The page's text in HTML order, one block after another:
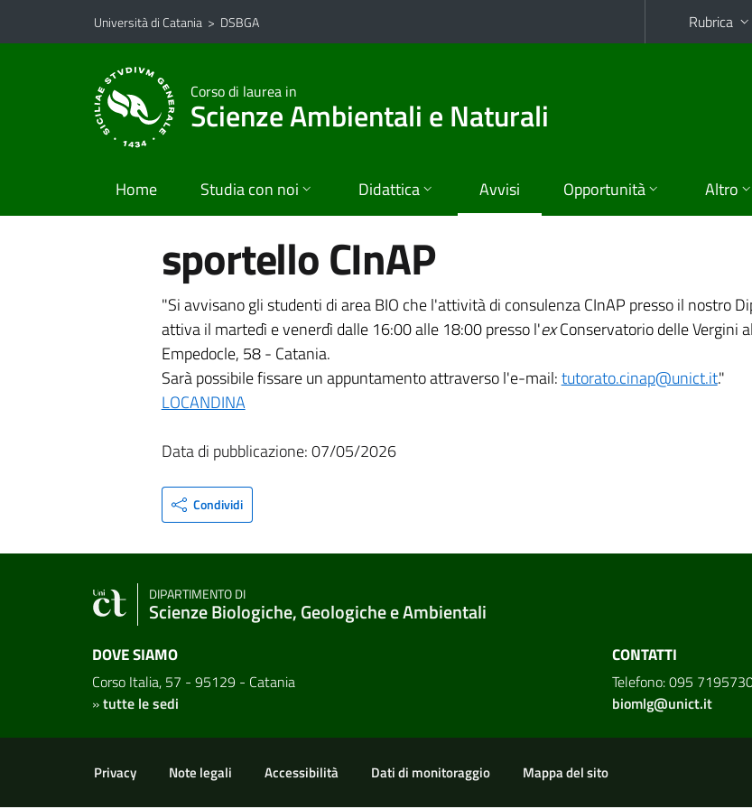
Vai al contenuto principale
Vai al menu di navigazione
Università di Catania > DSBGA Rubrica
Corso di laurea in
Scienze Ambientali e Naturali
Home Studia con noi Didattica Avvisi Opportunità Altro
sportello CInAP
"Si avvisano gli studenti di area BIO che l'attività di consulenza CInAP presso il nostro
attiva il martedì e venerdì dalle 16:00 alle 18:00 presso l'exConservatorio delle Vergini
Empedocle, 58 - Catania.
Sarà possibile fissare un appuntamento attraverso l'e-mail:tutorato.cinap@unict.it."
LOCANDINA
Data di pubblicazione: 07/05/2026
Condividi
DIPARTIMENTO DI
Scienze Biologiche, Geologiche e Ambientali
DOVE SIAMO
Corso Italia, 57 - 95129 - Catania
»tutte le sedi
CONTATTI
Telefono: 095
biomlg@unict.it
Privacy Note legali Accessibilità Dati di monitoraggio Mappa del sito